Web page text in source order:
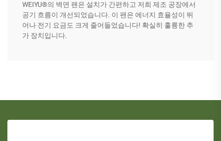
WEIYU®의 벽면 팬은 설치가 간편하고 저희 제조 공장에서
공기 흐름이 개선되었습니다. 이 팬은 에너지 효율성이 뛰
어나 전기 요금도 크게 줄어들었습니다! 확실히 훌륭한 추
가 장치입니다.